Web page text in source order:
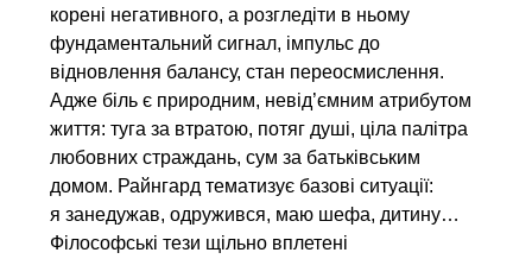
корені негативного, а розгледіти в ньому
фундаментальний сигнал, імпульс до
відновлення балансу, стан переосмислення.
Адже біль є природним, невід’ємним атрибутом
життя: туга за втратою, потяг душі, ціла палітра
любовних страждань, сум за батьківським
домом. Райнгард тематизує базові ситуації:
я занедужав, одружився, маю шефа, дитину…
Філософські тези щільно вплетені